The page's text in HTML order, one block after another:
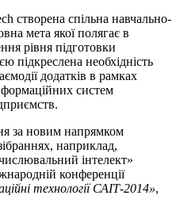
створена спільна навчально-
мета якої полягає в
рівня підготовки
підкреслена необхідність
додатків в рамках
систем
за новим напрямком
наприклад,
інтелект»
конференції
технології САІТ-2014»,